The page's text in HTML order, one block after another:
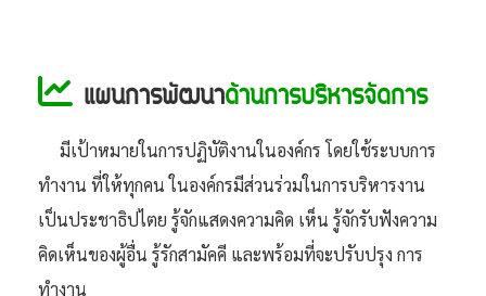
แผนการพัฒนาด้านการบริหารจัดการ
มีเป้าหมายในการปฏิบัติงานในองค์กร โดยใช้ระบบการ
ทำงาน ที่ให้ทุกคน ในองค์กรมีส่วนร่วมในการบริหารงาน
เป็นประชาธิปไตย รู้จักแสดงความคิด เห็น รู้จักรับฟังความ
คิดเห็นของผู้อื่น รู้รักสามัคคี และพร้อมที่จะปรับปรุง การ
ทำงาน